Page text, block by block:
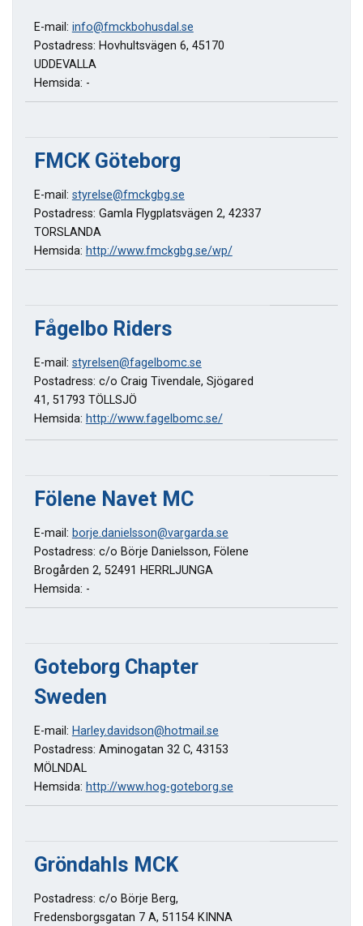
E-mail: info@fmckbohusdal.se
Postadress: Hovhultsvägen 6, 45170
UDDEVALLA
Hemsida: -
FMCK Göteborg
E-mail: styrelse@fmckgbg.se
Postadress: Gamla Flygplatsvägen 2, 42337
TORSLANDA
Hemsida: http://www.fmckgbg.se/wp/
Fågelbo Riders
E-mail: styrelsen@fagelbomc.se
Postadress: c/o Craig Tivendale, Sjögared
41, 51793 TÖLLSJÖ
Hemsida: http://www.fagelbomc.se/
Fölene Navet MC
E-mail: borje.danielsson@vargarda.se
Postadress: c/o Börje Danielsson, Fölene
Brogården 2, 52491 HERRLJUNGA
Hemsida: -
Goteborg Chapter
Sweden
E-mail: Harley.davidson@hotmail.se
Postadress: Aminogatan 32 C, 43153
MÖLNDAL
Hemsida: http://www.hog-goteborg.se
Gröndahls MCK
Postadress: c/o Börje Berg,
Fredensborgsgatan 7 A, 51154 KINNA